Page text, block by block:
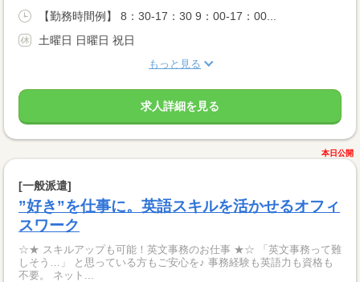
【勤務時間例】 8：30-17：30 9：00-17：00...
土曜日 日曜日 祝日
もっと見る
求人詳細を見る
本日公開
[一般派遣]
”好き”を仕事に。英語スキルを活かせるオフィ
スワーク
☆★ スキルアップも可能！英文事務のお仕事 ★☆ 「英文事務って難
しそう…」 と思っている方もご安心を♪ 事務経験も英語力も資格も
不要。 ネット...